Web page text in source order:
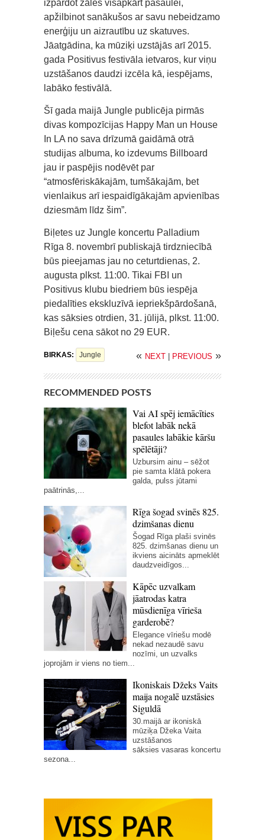
izpārdot zāles visapkārt pasaulei,
apžilbinot sanākušos ar savu nebeidzamo
enerģiju un aizrautību uz skatuves.
Jāatgādina, ka mūziķi uzstājās arī 2015.
gada Positivus festivāla ietvaros, kur viņu
uzstāšanos daudzi izcēla kā, iespējams,
labāko festivālā.
Šī gada maijā Jungle publicēja pirmās
divas kompozīcijas Happy Man un House
In LA no sava drīzumā gaidāmā otrā
studijas albuma, ko izdevums Billboard
jau ir paspējis nodēvēt par
“atmosfēriskākajām, tumšākajām, bet
vienlaikus arī iespaidīgākajām apvienības
dziesmām līdz šim”.
Biļetes uz Jungle koncertu Palladium
Rīga 8. novembrī publiskajā tirdzniecībā
būs pieejamas jau no ceturtdienas, 2.
augusta plkst. 11:00. Tikai FBI un
Positivus klubu biedriem būs iespēja
piedalīties ekskluzīvā iepriekšpārdošanā,
kas sāksies otrdien, 31. jūlijā, plkst. 11:00.
Biļešu cena sākot no 29 EUR.
BIRKAS: Jungle « NEXT PREVIOUS »
RECOMMENDED POSTS
Vai AI spēj iemācīties
blefot labāk nekā
pasaules labākie kāršu
spēlētāji?
Uzbursim ainu – sēžot
pie samta klātā pokera
galda, pulss jūtami
paātrinās,...
Rīga šogad svinēs 825.
dzimšanas dienu
Šogad Rīga plaši svinēs
825. dzimšanas dienu un
ikviens aicināts apmeklēt
daudzveidīgos...
Kāpēc uzvalkam
jāatrodas katra
mūsdienīga vīrieša
garderobē?
Elegance vīriešu modē
nekad nezaudē savu
nozīmi, un uzvalks
joprojām ir viens no tiem...
Ikoniskais Džeks Vaits
maija nogalē uzstāsies
Siguldā
30.maijā ar ikoniskā
mūziķa Džeka Vaita
uzstāšanos
sāksies vasaras koncertu
sezona...